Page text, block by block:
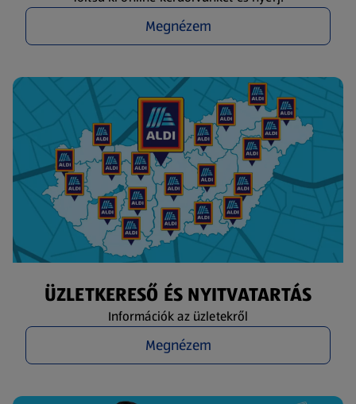
Megnézem
ÜZLETKERESŐ ÉS NYITVATARTÁS
Információk az üzletekről
Megnézem